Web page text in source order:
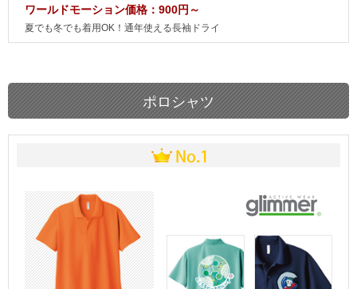
ワールドモーション価格：900円～
夏でも冬でも着用OK！通年使える長袖ドライ
ポロシャツ